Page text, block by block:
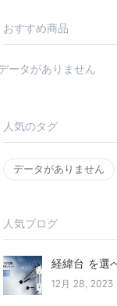
おすすめ商品
ータがありません
人気のタグ
データがありません
人気ブログ
経緯台 を選
12月 28, 2023